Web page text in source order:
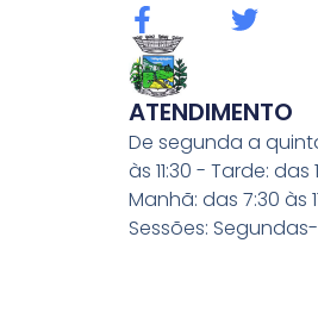
F
a
c
e
b
o
o
k
-
T
t
t
e
r
ATENDIMENTO
De segunda a
às 11:30 - Tarde: das
Manhã: das 7:30 às
Sessões: